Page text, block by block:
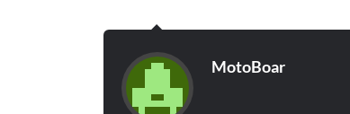
MotoBoar